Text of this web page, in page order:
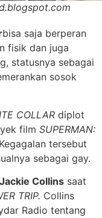
bisa saja berperan
fisik dan juga
statusnya sebagai
sosok
COLLAR diplot
film SUPERMAN:
tersebut
sebagai gay.
Jackie Collins saat
TRIP. Collins
Radio tentang